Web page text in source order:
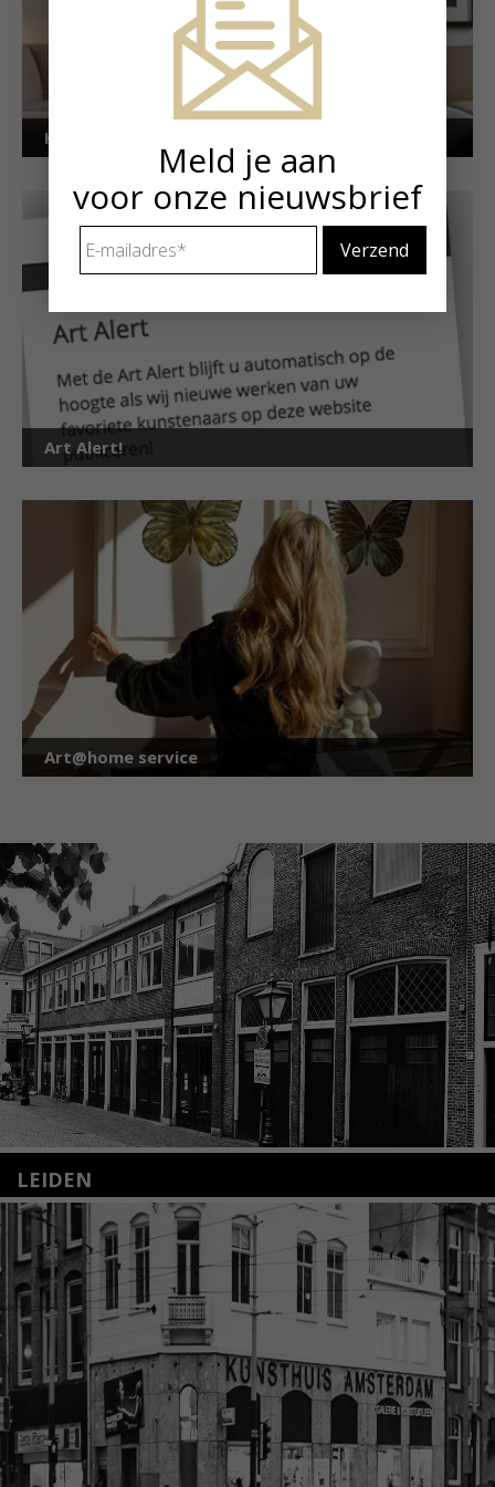
Kunstuitleen voor particulieren
Art Alert!
Art@home service
LEIDEN
Nieuwstraat 35
2312 KA Leiden
+31(0)71 – 52 84 480
info@kunsthuisleiden.nl
Lees meer
Meld je aan
voor onze nieuwsbrief
mailadres *